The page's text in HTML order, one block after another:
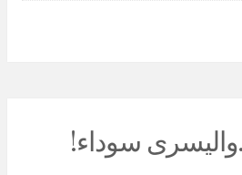
سوداء!